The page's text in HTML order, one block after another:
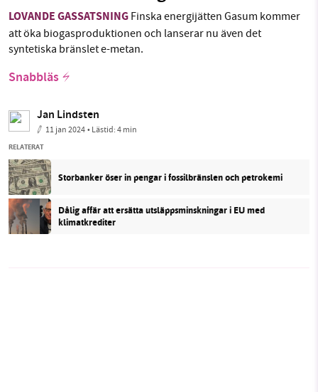
LOVANDE GASSATSNING Finska energijätten Gasum kommer
att öka biogasproduktionen och lanserar nu även det
syntetiska bränslet e-metan.
Snabbläs
Jan Lindsten
11 jan 2024• Lästid:4 min
RELATERAT
Storbanker öser in pengar i fossilbränslen och petrokemi
Dålig affär att ersätta utsläppsminskningar i EU med
klimatkrediter